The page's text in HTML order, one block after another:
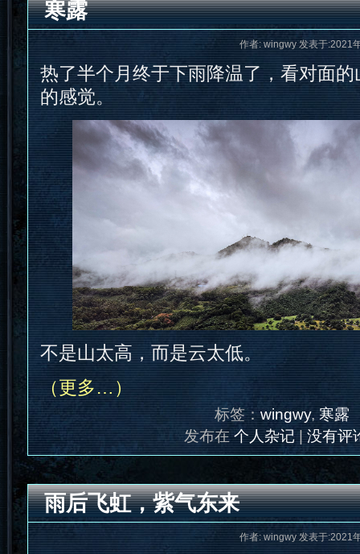
寒露
作者: wingwy 发表于:2021
热了半个月终于下雨降温了，看对面
的感觉。
不是山太高，而是云太低。
（更多…）
标签：wingwy, 寒露
发布在个人杂记|没有评
雨后飞虹，紫气东来
作者: wingwy 发表于:2021